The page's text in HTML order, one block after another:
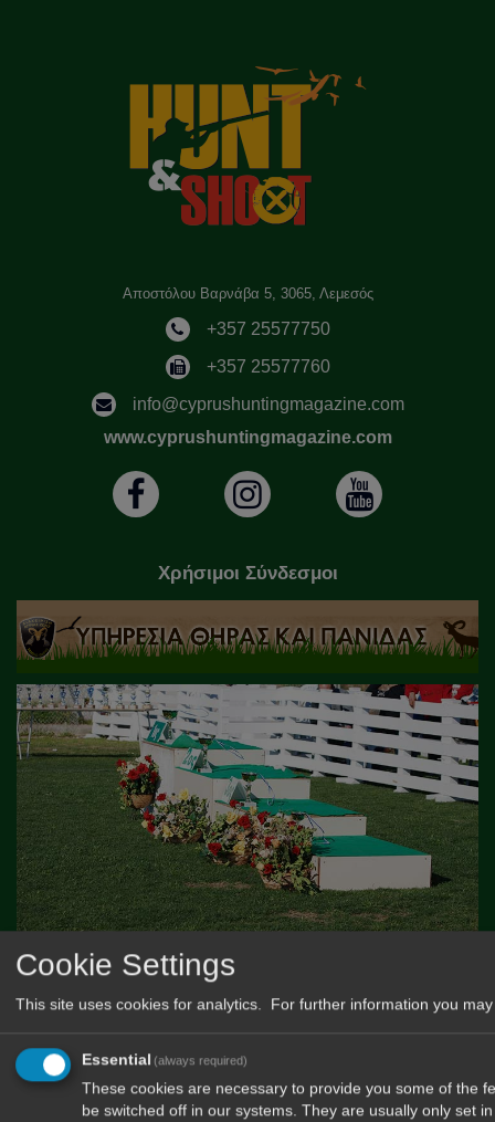
Αποστόλου Βαρνάβα 5, 3065, Λεμεσός
+357 25577750
+357 25577760
info@cyprushuntingmagazine.com
www.cyprushuntingmagazine.com
Χρήσιμοι Σύνδεσμοι
Cookie Settings
This site uses cookies for analytics. For further information you
Essential (always required)
These cookies are necessary to provide you some of the
be switched off in our systems. They are usually only set